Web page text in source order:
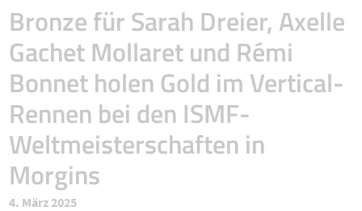
Bronze für Sarah Dreier, Axelle
Gachet Mollaret und Rémi
Bonnet holen Gold im Vertical-
Rennen bei den ISMF-
Weltmeisterschaften in
Morgins
4. März 2025